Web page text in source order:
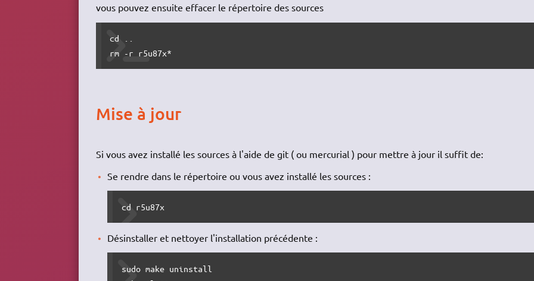
vous pouvez ensuite effacer le répertoire des sources
cd ..
rm -r r5u87x*
Mise à jour
Si vous avez installé les sources à l'aide de git ( ou mercurial ) pour mettre à jour il suffit de:
Se rendre dans le répertoire ou vous avez installé les sources :
cd r5u87x
Désinstaller et nettoyer l'installation précédente :
sudo make uninstall